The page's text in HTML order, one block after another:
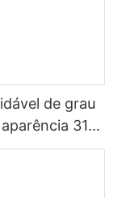
de grau
316